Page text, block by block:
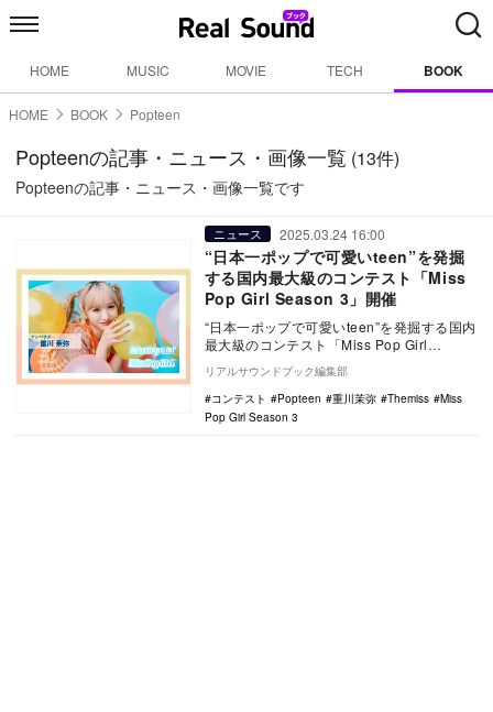
HOME MUSIC MOVIE TECH BOOK
HOME BOOK Popteen
Popteenの記事・ニュース・画像一覧 (13件)
Popteenの記事・ニュース・画像一覧です
ニュース 2025.03.24 16:00
“日本一ポップで可愛いteen”を発掘
する国内最大級のコンテスト「Miss
Pop Girl Season 3」開催
“日本一ポップで可愛いteen”を発掘する国内
最大級のコンテスト「Miss Pop Girl
Season 3」が開催決定。13…
リアルサウンドブック編集部
コンテスト
Popteen 重川茉弥 Themiss
Miss
Pop Girl Season 3